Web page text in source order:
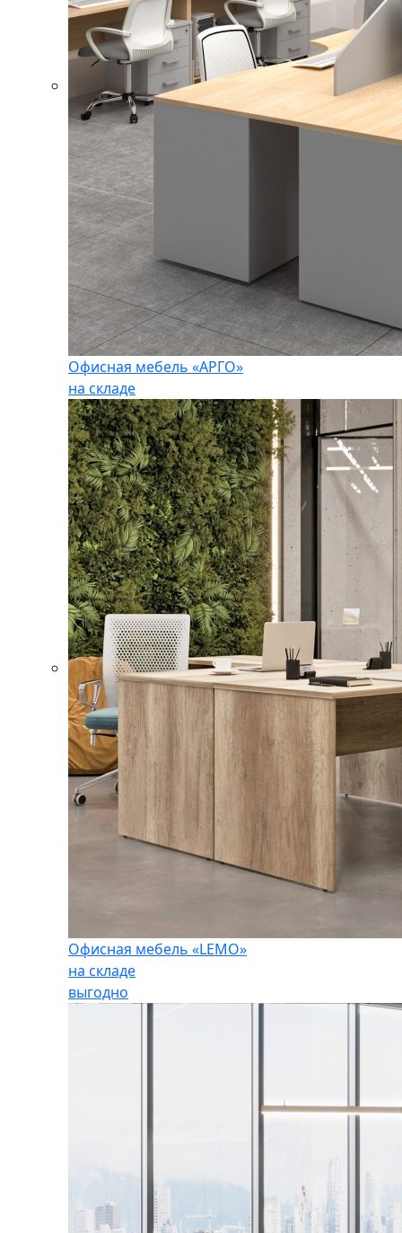
Офисная мебель «АРГО»
на складе
Офисная мебель «LEMO»
на складе
выгодно